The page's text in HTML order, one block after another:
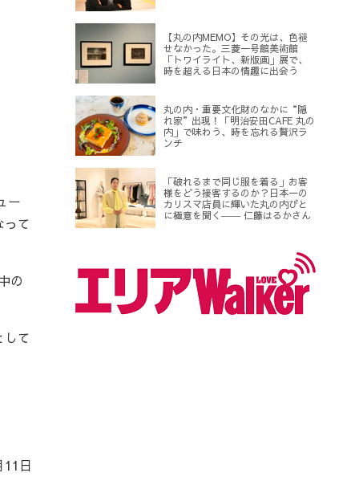
ー
て
の
て
日
【丸の内MEMO】その光は、色褪
せなかった。三菱一号館美術館
「トワイライト、新版画」展で、
時を超える日本の情趣に出会う
丸の内・重要文化財のなかに“隠
れ家”出現！「明治安田CAFE 丸の
内」で味わう、時を忘れる贅沢ラ
ンチ
「破れるまで同じ服を着る」お客
様をどう接客するのか？日本一の
カリスマ店員に輝いた丸の内びと
に極意を聞く―― 仁藤はるかさん